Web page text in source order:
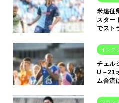
米遠征
スター
でスト
イング
チェル
U－21
ム合流